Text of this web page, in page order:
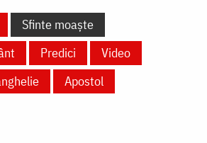
Sfinte moaște
Predici
Video
Apostol